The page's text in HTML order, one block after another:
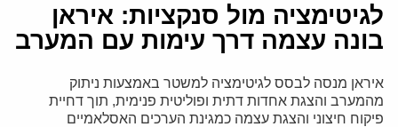
לגיטימציה מול סנקציות: איראן
בונה עצמה דרך עימות עם המערב
איראן מנסה לבסס לגיטימציה למשטר באמצעות ניתוק
מהמערב והצגת אחדות דתית ופוליטית פנימית, תוך דחיית
פיקוח חיצוני והצגת עצמה כמגינת הערכים האסלאמיים